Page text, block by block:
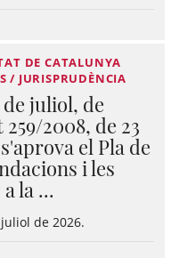
DE CATALUNYA
/ JURISPRUDÈNCIA
de juliol, de
2008, de 23
el Pla de
i les
la ...
de 2026.